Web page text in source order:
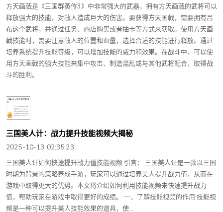
方天画戟是《三国群英传3》中非常强大的武器，拥有方天画戟的武将可以
释放强大的技能，对敌人造成巨大的伤害。要获得方天画戟，需要拥有吕
布这个武将，并通过任务、商店购买或者抽卡等方式来获取。使用方天画
戟技能时，需要注意敌人的位置和血量，选择合适的技能进行释放。通过
培养系统提升技能等级，可以增加技能的威力和效果。在战斗中，可以使
用方天画戟的强大技能来集中攻击、制造混乱或与其他武将配合，取得战
斗的胜利。
三国美人计：战力提升技能视频大揭秘
2025-10-13 02:35:23
三国美人计如何快速提升战力值技能视频 引言： 三国美人计是一款以三国
时期为背景的策略养成手游，玩家可以通过培养美人提升战力值，从而在
游戏中取得更大的优势。本文将介绍如何利用技能视频来快速提升战力
值，帮助玩家在游戏中取得更好的成绩。 一、了解技能视频的作用 技能视
频是一种可以提升美人技能效果的道具，使...